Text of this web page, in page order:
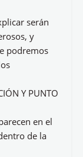
serán
y
podremos
Y PUNTO
en el
de la